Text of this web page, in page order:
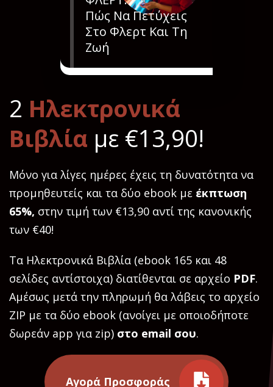
Πώς Να Πετύχεις
Στο Φλερτ Και Τη
Ζωή
2 Ηλεκτρονικά
Βιβλία με €13,90!
Μόνο για λίγες ημέρες έχεις τη δυνατότητα να
προμηθευτείς και τα δύο ebook με έκπτωση
65%, στην τιμή των €13,90 αντί της κανονικής
των €40!
Τα Ηλεκτρονικά Βιβλία (ebook 165 και 48
σελίδες αντίστοιχα) διατίθενται σε αρχείο PDF.
Αμέσως μετά την πληρωμή θα λάβεις το αρχείο
ZIP με τα δύο ebook (ανοίγει με οποιοδήποτε
δωρεάν app για zip) στο email σου.
Αγορά Προσφοράς